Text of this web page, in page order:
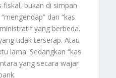
fiskal, bukan di simpan
dan “kas
yang berbeda.
tidak terserap. Atau
lama. Sedangkan “kas
yang secara wajar